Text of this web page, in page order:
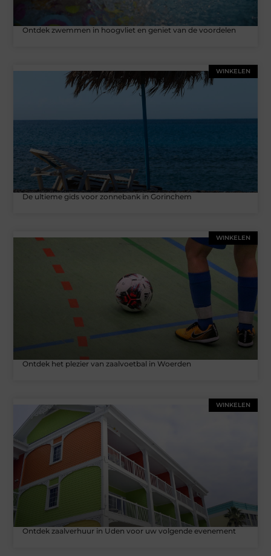
Ontdek zwemmen in hoogvliet en geniet van de voordelen
WINKELEN
De ultieme gids voor zonnebank in Gorinchem
WINKELEN
Ontdek het plezier van zaalvoetbal in Woerden
WINKELEN
Ontdek zaalverhuur in Uden voor uw volgende evenement